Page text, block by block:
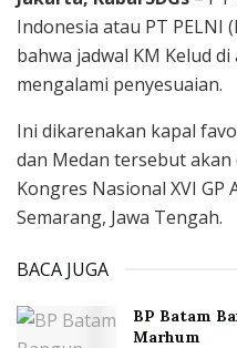
Indonesia atau PT PELNI
bahwa jadwal KM Kelud
mengalami penyesuaian.
Ini dikarenakan kapal
dan Medan tersebut
Kongres Nasional XVI GP
Semarang, Jawa Tengah.
BACA JUGA
BP Batam
Marhum